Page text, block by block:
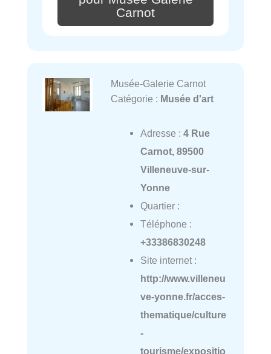
Carnot
Musée-Galerie Carnot
Catégorie : Musée d'art
Adresse : 4 Rue
Carnot, 89500
Villeneuve-sur-
Yonne
Quartier :
Téléphone :
+33386830248
Site internet :
http://www.villeneu
ve-yonne.fr/acces-
thematique/culture
-
tourisme/expositio